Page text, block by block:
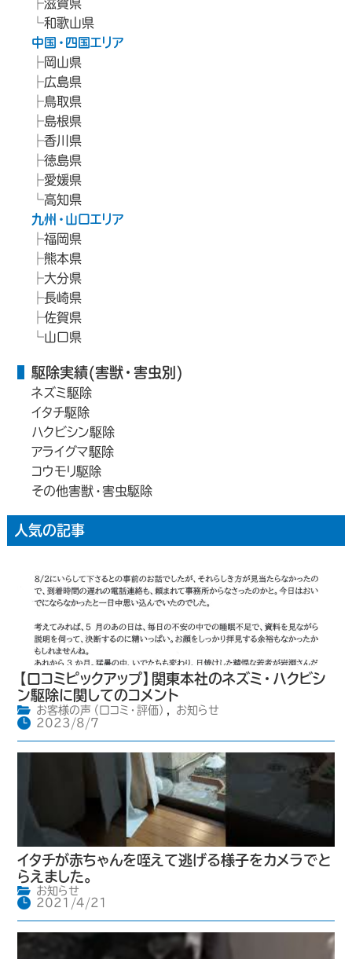
滋賀県
和歌山県
中国・四国エリア
岡山県
広島県
鳥取県
島根県
香川県
徳島県
愛媛県
高知県
九州・山口エリア
福岡県
熊本県
大分県
長崎県
佐賀県
山口県
駆除実績(害獣・害虫別)
ネズミ駆除
イタチ駆除
ハクビシン駆除
アライグマ駆除
コウモリ駆除
その他害獣・害虫駆除
人気の記事
【口コミピックアップ】関東本社のネズミ・ハクビシ
ン駆除に関してのコメント
お客様の声（口コミ・評価） ,
お知らせ
2023/8/7
イタチが赤ちゃんを咥えて逃げる様子をカメラでと
らえました。
お知らせ
2021/4/21